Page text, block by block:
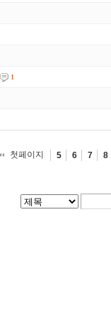
1
첫페이지
5 6 7 8